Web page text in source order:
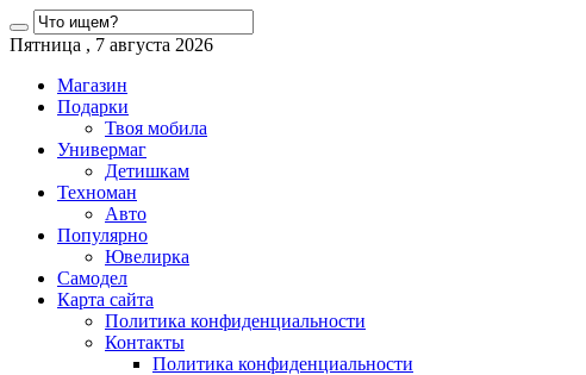
Пятница , 7 августа 2026
Магазин
Подарки
Твоя мобила
Универмаг
Детишкам
Техноман
Авто
Популярно
Ювелирка
Самодел
Карта сайта
Политика конфиденциальности
Контакты
Политика конфиденциальности